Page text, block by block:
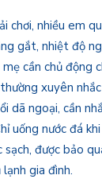
chơi, nhiều em
gắt, nhiệt độ
cần chủ động
xuyên
dã ngoại, cần
uống nước đá
được bảo
gia đình.